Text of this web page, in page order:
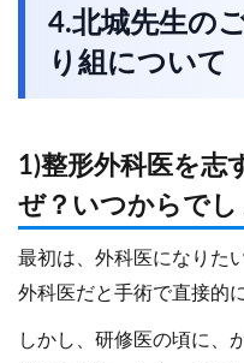
4.北城先生の
り組について
1)整形外科医を志
ぜ？いつからでし
最初は、外科医になりた
外科医だと手術で直接的
しかし、研修医の頃に、